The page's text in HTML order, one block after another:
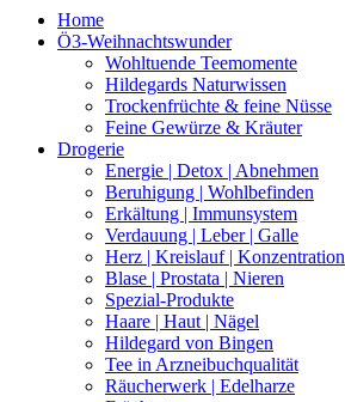
Home
Ö3-Weihnachtswunder
Wohltuende Teemomente
Hildegards Naturwissen
Trockenfrüchte & feine Nüsse
Feine Gewürze & Kräuter
Drogerie
Energie | Detox | Abnehmen
Beruhigung | Wohlbefinden
Erkältung | Immunsystem
Verdauung | Leber | Galle
Herz | Kreislauf | Konzentration
Blase | Prostata | Nieren
Spezial-Produkte
Haare | Haut | Nägel
Hildegard von Bingen
Tee in Arzneibuchqualität
Räucherwerk | Edelharze